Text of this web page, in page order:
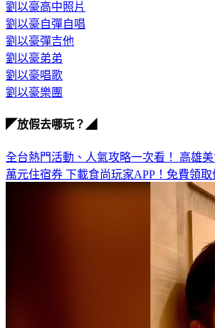
劉以豪高中照片
劉以豪自彈自唱
劉以豪彈吉他
劉以豪弟弟
劉以豪唱歌
劉以豪樂團
◤放假去哪玩？◢
全台熱門活動、人氣攻略一次看！ 高雄
萬元住宿券 下載食尚玩家APP！免費領取